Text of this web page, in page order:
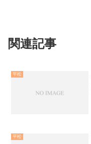
関連記事
平松
平松